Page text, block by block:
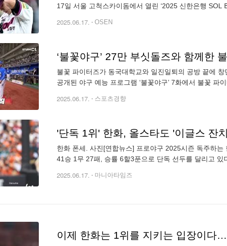
17일 서울 고척스카이돔에서 열린 ‘2025 신한은행 SOL
2025.06.17. OSEN
‘불꽃야구’ 27만 부싯돌즈와 함께한
불꽃 파이터즈가 동국대학교와 일진일퇴의 공방 끝에
공개된 야구 예능 프로그램 ‘불꽃야구’ 7화에서 불꽃 파
2025.06.17. 스포츠경향
'단독 1위' 한화, 올스타도 '이글스 잔
한화 폰세. 사진[연합뉴스] 프로야구 2025시즌 독주하
41승 1무 27패, 승률 6할3푼으로 단독 선두를 달리고
2025.06.17. 마니아타임즈
이제 한화는 1위를 지키는 입장이다